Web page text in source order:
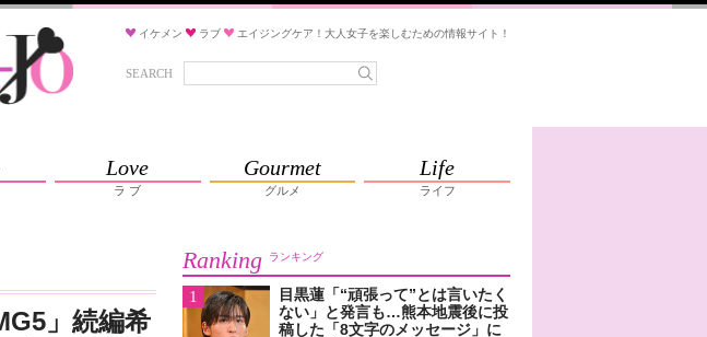
イケメン ラブ エイジングケア！大人女子を楽しむための情報サイト！
SEARCH
Love
ラ ブ
Gourmet
グルメ
Life
ライフ
」続編希
Ranking ランキング
1
目黒蓮「“頑張って”とは言いたく
ない」と発言も…熊本地震後に投
稿した「8文字のメッセージ」に